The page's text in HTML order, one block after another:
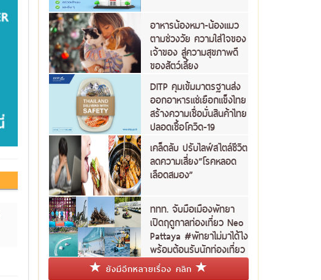
อาหารน้องหมา-น้องแมว
ตามช่วงวัย ความใส่ใจของ
เจ้าของ สู่ความสุขภาพดี
ของสัตว์เลี้ยง
DITP คุมเข้มมาตรฐานส่ง
ออกอาหารแช่เยือกแข็งไทย
สร้างความเชื่อมั่นสินค้าไทย
ปลอดเชื้อโควิด-19
เคล็ดลับ ปรับไลฟ์สไตล์ชีวิต
ลดความเสี่ยง“โรคหลอด
เลือดสมอง”
ททท. จับมือเมืองพัทยา
เปิดฤดูกาลท่องเที่ยว Neo
Pattaya #พัทยาไม่มาได้ไง
พร้อมต้อนรับนักท่องเที่ยว
ชาวไทย
ยังมีอีกหลายเรื่อง คลิก